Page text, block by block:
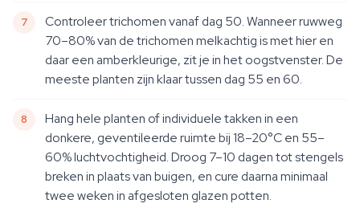
Controleer trichomen vanaf dag 50. Wanneer ruwweg
70–80% van de trichomen melkachtig is met hier en
daar een amberkleurige, zit je in het oogstvenster. De
meeste planten zijn klaar tussen dag 55 en 60.
Hang hele planten of individuele takken in een
donkere, geventileerde ruimte bij 18–20°C en 55–
60% luchtvochtigheid. Droog 7–10 dagen tot stengels
breken in plaats van buigen, en cure daarna minimaal
twee weken in afgesloten glazen potten.